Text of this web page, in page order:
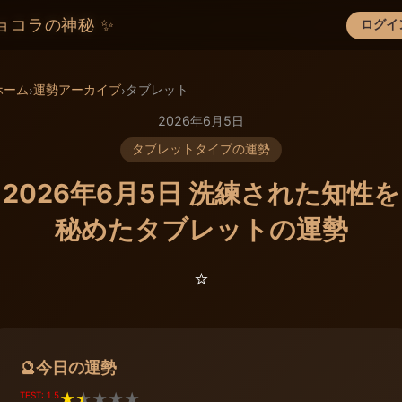
コラの神秘 ✨ ログイ
×
ーム›運勢アーカイブ›タブレット
2026年6月5日
タブレットタイプの運勢
2026年6月5日 洗練された知性を
秘めたタブレットの運勢
⭐️
🔮今日の運勢
TEST: 1.5